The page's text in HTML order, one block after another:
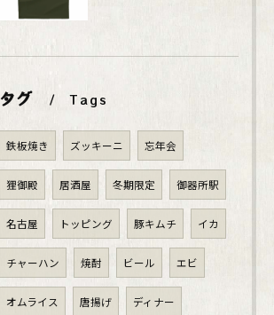
タグ Tags
鉄板焼き ズッキーニ 忘年会
狸御殿 居酒屋 冬期限定 御器所駅
名古屋 トッピング 豚キムチ イカ
チャーハン 焼酎 ビール エビ
オムライス 唐揚げ ディナー